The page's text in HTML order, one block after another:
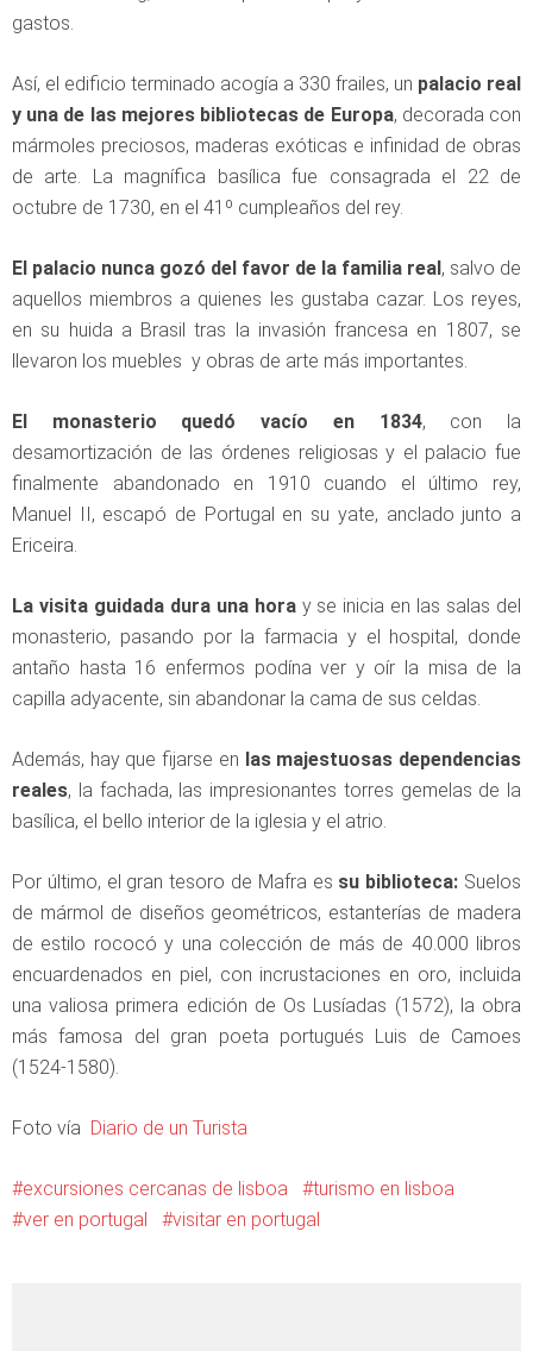
gastos.
Así, el edificio terminado acogía a 330 frailes, un palacio real
y una de las mejores bibliotecas de Europa, decorada con
mármoles preciosos, maderas exóticas e infinidad de obras
de arte. La magnífica basílica fue consagrada el 22 de
octubre de 1730, en el 41º cumpleaños del rey.
El palacio nunca gozó del favor de la familia real, salvo de
aquellos miembros a quienes les gustaba cazar. Los reyes,
en su huida a Brasil tras la invasión francesa en 1807, se
llevaron los muebles y obras de arte más importantes.
El monasterio quedó vacío en 1834, con la
desamortización de las órdenes religiosas y el palacio fue
finalmente abandonado en 1910 cuando el último rey,
Manuel II, escapó de Portugal en su yate, anclado junto a
Ericeira.
La visita guidada dura una horay se inicia en las salas del
monasterio, pasando por la farmacia y el hospital, donde
antaño hasta 16 enfermos podína ver y oír la misa de la
capilla adyacente, sin abandonar la cama de sus celdas.
Además, hay que fijarse en las majestuosas dependencias
reales, la fachada, las impresionantes torres gemelas de la
basílica, el bello interior de la iglesia y el atrio.
Por último, el gran tesoro de Mafra es su biblioteca: Suelos
de mármol de diseños geométricos, estanterías de madera
de estilo rococó y una colección de más de 40.000 libros
encuardenados en piel, con incrustaciones en oro, incluida
una valiosa primera edición de Os Lusíadas (1572), la obra
más famosa del gran poeta portugués Luis de Camoes
(1524-1580).
Foto vía Diario de un Turista
excursiones cercanas de lisboa
turismo en lisboa
ver en portugal
visitar en portugal